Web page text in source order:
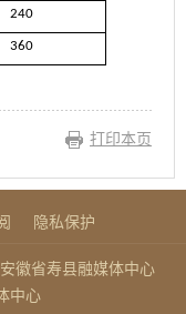
240
360
打印本页
隐私保护
徽省寿县融媒体中心
中心